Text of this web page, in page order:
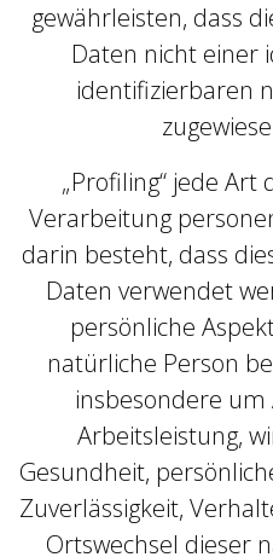
gewährleisten, dass
Daten nicht einer
identifizierbaren
„Profiling“ jede
Verarbeitung
darin besteht, dass
Daten verwendet
persönliche
natürliche Person
insbesondere um
Arbeitsleistung,
Gesundheit,
Zuverlässigkeit,
Ortswechsel dieser